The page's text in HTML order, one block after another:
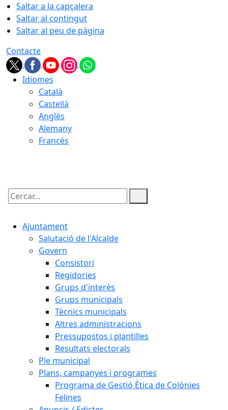
Saltar a la capçalera
Saltar al contingut
Saltar al peu de pàgina
Contacte
Idiomes
Català
Castellà
Anglès
Alemany
Francès
Cercar:
Ajuntament
Salutació de l'Alcalde
Govern
Consistori
Regidories
Grups d'interès
Grups municipals
Tècnics municipals
Altres administracions
Pressupostos i plantilles
Resultats electorals
Ple municipal
Plans, campanyes i programes
Programa de Gestió Ètica de Colònies
Felines